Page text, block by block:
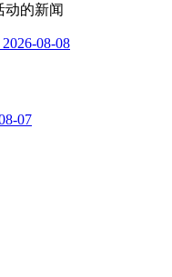
动的新闻
2026-08-08
07